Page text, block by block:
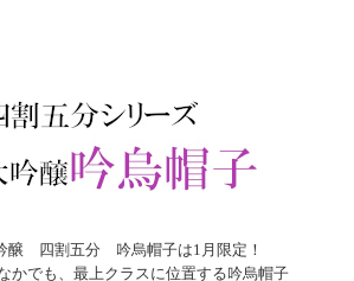
醸 四割五分 吟烏帽子は1月限定！
かでも、最上クラスに位置する吟烏帽子